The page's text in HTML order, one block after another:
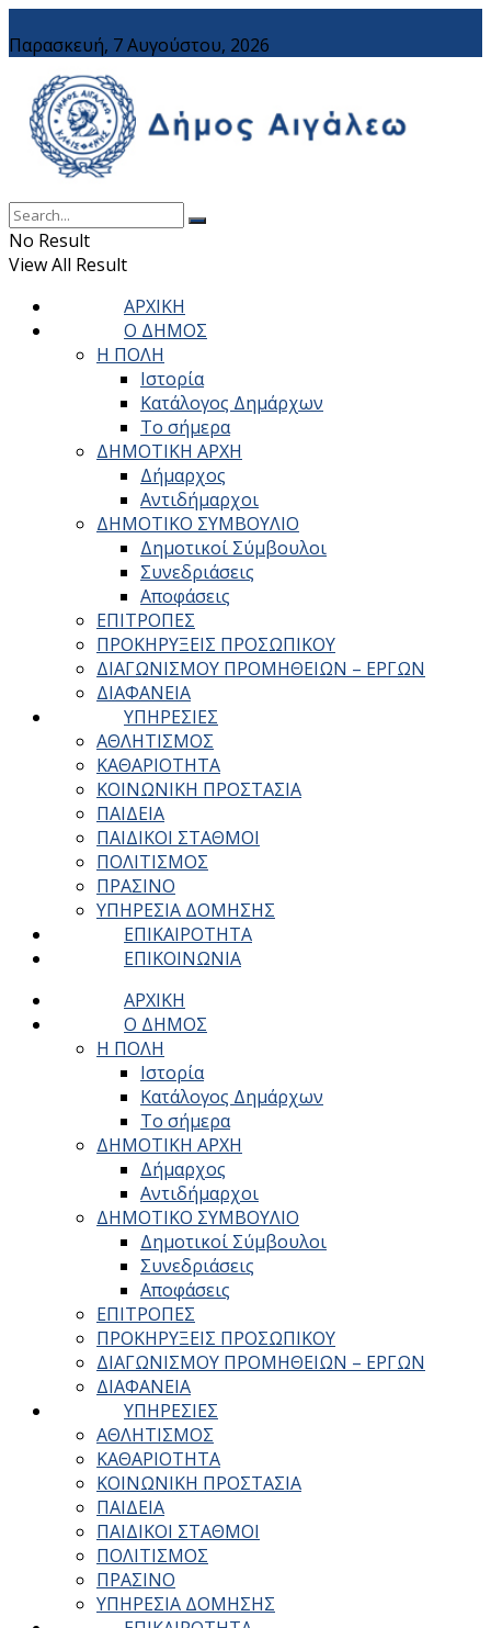
Παρασκευή, 7 Αυγούστου, 2026
No Result
View All Result
ΑΡΧΙΚΗ
Ο ΔΗΜΟΣ
Η ΠΟΛΗ
Ιστορία
Κατάλογος Δημάρχων
Το σήμερα
ΔΗΜΟΤΙΚΗ ΑΡΧΗ
Δήμαρχος
Αντιδήμαρχοι
ΔΗΜΟΤΙΚΟ ΣΥΜΒΟΥΛΙΟ
Δημοτικοί Σύμβουλοι
Συνεδριάσεις
Αποφάσεις
ΕΠΙΤΡΟΠΕΣ
ΠΡΟΚΗΡΥΞΕΙΣ ΠΡΟΣΩΠΙΚΟΥ
ΔΙΑΓΩΝΙΣΜΟΥ ΠΡΟΜΗΘΕΙΩΝ – ΕΡΓΩΝ
ΔΙΑΦΑΝΕΙΑ
ΥΠΗΡΕΣΙΕΣ
ΑΘΛΗΤΙΣΜΟΣ
ΚΑΘΑΡΙΟΤΗΤΑ
ΚΟΙΝΩΝΙΚΗ ΠΡΟΣΤΑΣΙΑ
ΠΑΙΔΕΙΑ
ΠΑΙΔΙΚΟΙ ΣΤΑΘΜΟΙ
ΠΟΛΙΤΙΣΜΟΣ
ΠΡΑΣΙΝΟ
ΥΠΗΡΕΣΙΑ ΔΟΜΗΣΗΣ
ΕΠΙΚΑΙΡΟΤΗΤΑ
ΕΠΙΚΟΙΝΩΝΙΑ
ΑΡΧΙΚΗ
Ο ΔΗΜΟΣ
Η ΠΟΛΗ
Ιστορία
Κατάλογος Δημάρχων
Το σήμερα
ΔΗΜΟΤΙΚΗ ΑΡΧΗ
Δήμαρχος
Αντιδήμαρχοι
ΔΗΜΟΤΙΚΟ ΣΥΜΒΟΥΛΙΟ
Δημοτικοί Σύμβουλοι
Συνεδριάσεις
Αποφάσεις
ΕΠΙΤΡΟΠΕΣ
ΠΡΟΚΗΡΥΞΕΙΣ ΠΡΟΣΩΠΙΚΟΥ
ΔΙΑΓΩΝΙΣΜΟΥ ΠΡΟΜΗΘΕΙΩΝ – ΕΡΓΩΝ
ΔΙΑΦΑΝΕΙΑ
ΥΠΗΡΕΣΙΕΣ
ΑΘΛΗΤΙΣΜΟΣ
ΚΑΘΑΡΙΟΤΗΤΑ
ΚΟΙΝΩΝΙΚΗ ΠΡΟΣΤΑΣΙΑ
ΠΑΙΔΕΙΑ
ΠΑΙΔΙΚΟΙ ΣΤΑΘΜΟΙ
ΠΟΛΙΤΙΣΜΟΣ
ΠΡΑΣΙΝΟ
ΥΠΗΡΕΣΙΑ ΔΟΜΗΣΗΣ